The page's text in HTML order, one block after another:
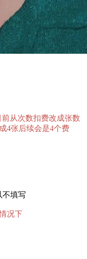
从次数扣费改成张数
4张后续会是4个费
不填写
况下